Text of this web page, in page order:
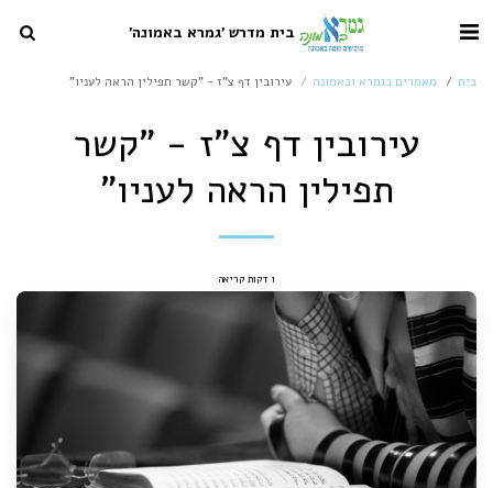
בית מדרש 'גמרא באמונה'
בית מאמרים בגמרא ובאמונה עירובין דף צ"ז - "קשר תפילין הראה לעניו"
עירובין דף צ"ז - "קשר
תפילין הראה לעניו"
1 דקות קריאה